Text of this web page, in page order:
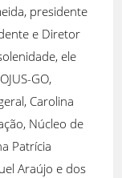
presidente
e Diretor
ele
GO,
Carolina
Núcleo de
Patrícia
Araújo e dos